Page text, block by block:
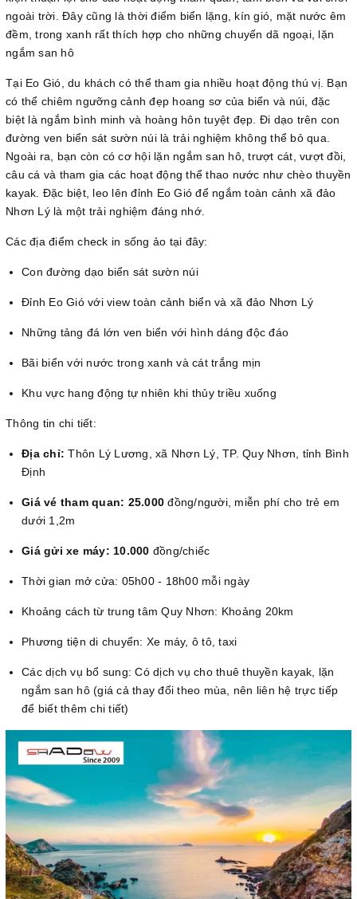
ngoài trời. Đây cũng là thời điểm biển lặng, kín gió, mặt nước êm
đềm, trong xanh rất thích hợp cho những chuyến dã ngoại, lặn
ngắm san hô
Tại Eo Gió, du khách có thể tham gia nhiều hoạt động thú vị. Bạn
có thể chiêm ngưỡng cảnh đẹp hoang sơ của biển và núi, đặc
biệt là ngắm bình minh và hoàng hôn tuyệt đẹp. Đi dạo trên con
đường ven biển sát sườn núi là trải nghiệm không thể bỏ qua.
Ngoài ra, bạn còn có cơ hội lặn ngắm san hô, trượt cát, vượt đồi,
câu cá và tham gia các hoạt động thể thao nước như chèo thuyền
kayak. Đặc biệt, leo lên đỉnh Eo Gió để ngắm toàn cảnh xã đảo
Nhơn Lý là một trải nghiệm đáng nhớ.
Các địa điểm check in sống ảo tại đây:
Con đường dạo biển sát sườn núi
Đỉnh Eo Gió với view toàn cảnh biển và xã đảo Nhơn Lý
Những tảng đá lớn ven biển với hình dáng độc đáo
Bãi biển với nước trong xanh và cát trắng mịn
Khu vực hang động tự nhiên khi thủy triều xuống
Thông tin chi tiết:
Địa chỉ: Thôn Lý Lương, xã Nhơn Lý, TP. Quy Nhơn, tỉnh Bình
Định
Giá vé tham quan: 25.000 đồng/người, miễn phí cho trẻ em
dưới 1,2m
Giá gửi xe máy: 10.000 đồng/chiếc
Thời gian mở cửa: 05h00 - 18h00 mỗi ngày
Khoảng cách từ trung tâm Quy Nhơn: Khoảng 20km
Phương tiện di chuyển: Xe máy, ô tô, taxi
Các dịch vụ bổ sung: Có dịch vụ cho thuê thuyền kayak, lặn
ngắm san hô (giá cả thay đổi theo mùa, nên liên hệ trực tiếp
để biết thêm chi tiết)